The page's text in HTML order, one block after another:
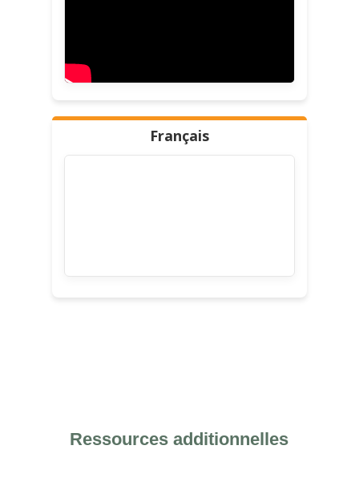
Français
Ressources additionnelles